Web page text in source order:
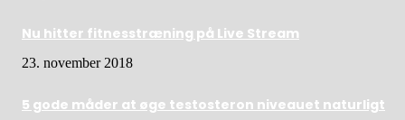
Nu hitter fitnesstræning på Live Stream
23. november 2018
5 gode måder at øge testosteron niveauet naturligt